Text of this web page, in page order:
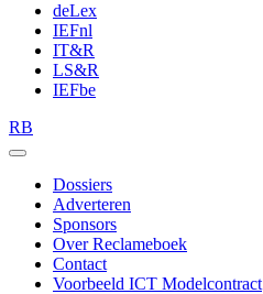
deLex
IEFnl
IT&R
LS&R
IEFbe
RB
Dossiers
Adverteren
Sponsors
Over Reclameboek
Contact
Voorbeeld ICT Modelcontract